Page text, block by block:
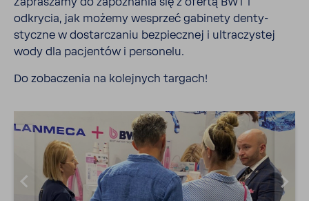
odkrycia, jak możemy wesprzeć gabi­nety denty­
styczne w dostar­czaniu bezpiecznej i ultra­czy­stej
wody dla pacjentów i perso­nelu.
Do zoba­czenia na kolej­nych targach!